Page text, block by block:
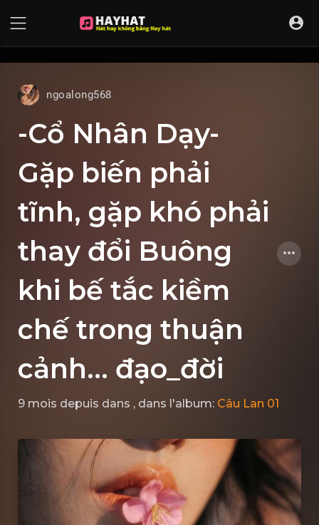
ngoalong568
-Cổ Nhân Dạy-
Gặp biến phải
tĩnh, gặp khó phải
thay đổi Buông
khi bế tắc kiềm
chế trong thuận
cảnh... đạo_đời
9 mois depuis dans , dans l'album: Câu Lan 01